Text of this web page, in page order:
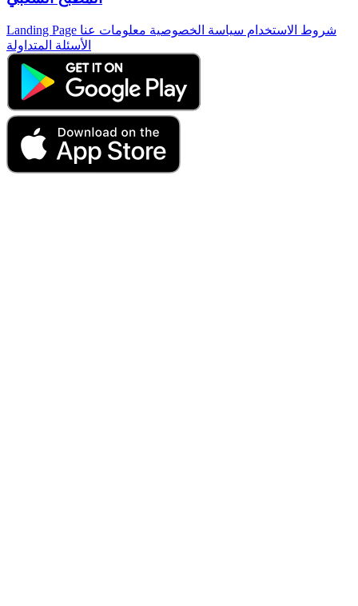
Landing Page شروط الاستخدام سياسة الخصوصية معلومات عنا
الأسئلة المتداولة